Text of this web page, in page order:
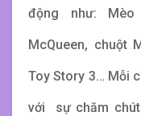
động như:
McQueen, chuột
Toy Story 3… Mỗi
với sự chăm